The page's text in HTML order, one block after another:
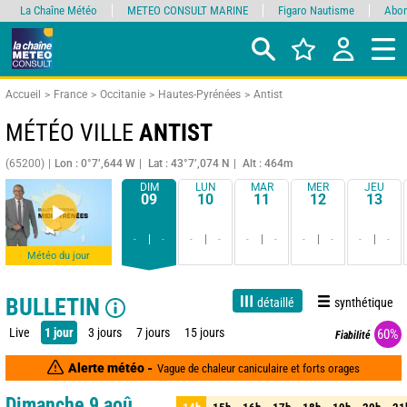
Accueil France Occitanie Hautes-Pyrénées Antist
MÉTÉO VILLE ANTIST
(65200) Lon : 0°7’,644 W Lat : 43°7’,074 N Alt : 464m
Météo du jour
DIM
09
- -
LUN
10
- -
MAR
11
- -
MER
12
- -
JEU
13
- -
BULLETIN détaillé synthétique
Live 1 jour 3 jours 7 jours 15 jours Fiabilité 60%
Alerte météo - Vague de chaleur caniculaire et forts orages
La Chaîne Météo METEO CONSULT MARINE Figaro Nautisme